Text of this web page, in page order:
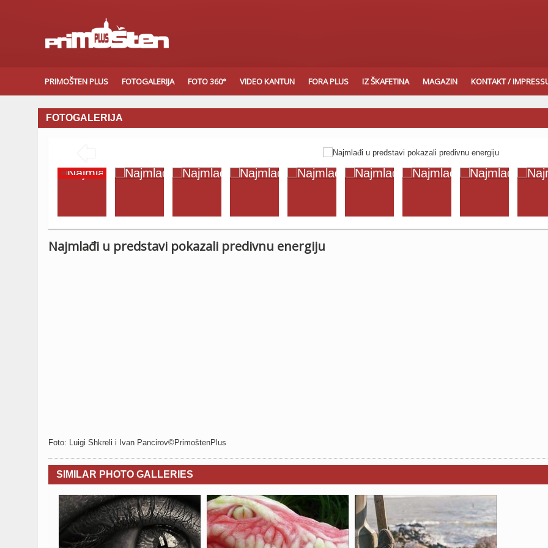
PRIMOŠTEN PLUS FOTOGALERIJA FOTO 360° VIDEO KANTUN FORA PLUS IZ ŠKAFETINA MAGAZIN KONTAKT /
FOTOGALERIJA
Najmlađi u predstavi pokazali predivnu energiju
Foto: Luigi Shkreli i Ivan Pancirov©PrimoštenPlus
SIMILAR PHOTO GALLERIES